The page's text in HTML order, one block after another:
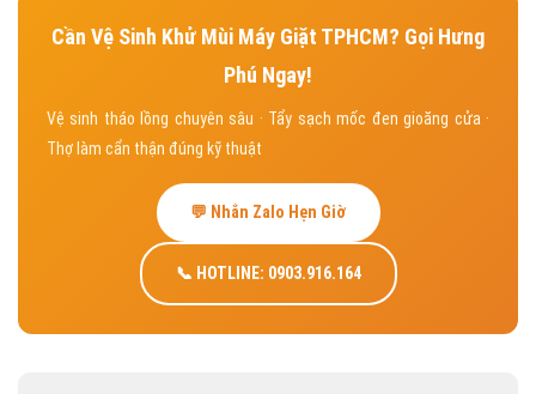
Cần Vệ Sinh Khử Mùi Máy Giặt TPHCM? Gọi Hưng
Phú Ngay!
Vệ sinh tháo lồng chuyên sâu · Tẩy sạch mốc đen gioăng cửa ·
Thợ làm cẩn thận đúng kỹ thuật
💬 Nhắn Zalo Hẹn Giờ
📞 HOTLINE: 0903.916.164